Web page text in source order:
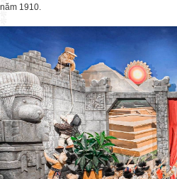
Bùng khuyến mại tour mùa hè 2023
Mừng mùa thi qua đi, đón hè rực rỡ
KHUYẾN MẠI TOUR HÀN NHẬT DUY
Mua 1 được 4: Đi tour Hàn / Nhật
Tour 5N4Đ SEOUL - NAMI - EVERLAND
HÀ NỘI - SEOUL-NAMI- EVERLAND
năm 1910.